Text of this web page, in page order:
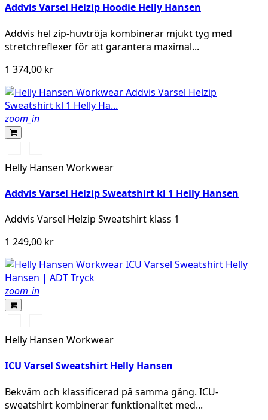
Addvis Varsel Helzip Hoodie Helly Hansen
Addvis hel zip-huvtröja kombinerar mjukt tyg med
stretchreflexer för att garantera maximal...
1 374,00 kr
zoom_in
YELLOW/EBONY
ORANGE/EBONY
Helly Hansen Workwear
Addvis Varsel Helzip Sweatshirt kl 1 Helly Hansen
Addvis Varsel Helzip Sweatshirt klass 1
1 249,00 kr
zoom_in
YELLOW/EBONY
ORANGE/EBONY
Helly Hansen Workwear
ICU Varsel Sweatshirt Helly Hansen
Bekväm och klassificerad på samma gång. ICU-
sweatshirt kombinerar funktionalitet med...